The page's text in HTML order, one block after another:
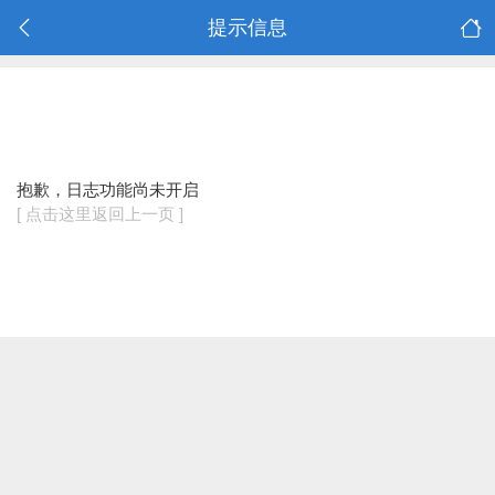
提示信息
抱歉，日志功能尚未开启
[ 点击这里返回上一页 ]